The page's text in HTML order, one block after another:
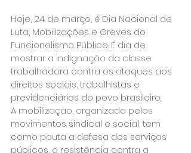
Hoje, 24 de março, é Dia Nacional de
Luta, Mobilizações e Greves do
Funcionalismo Público. É dia de
mostrar a indignação da classe
trabalhadora contra os ataques aos
direitos sociais, trabalhistas e
previdenciários do povo brasileiro.
A mobilização, organizada pelos
movimentos sindical e social, tem
como pauta a defesa dos serviços
públicos, a resistência contra a